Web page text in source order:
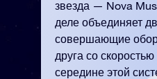
звезда — Nova
деле объединяет
совершающие
друга со
середине этой